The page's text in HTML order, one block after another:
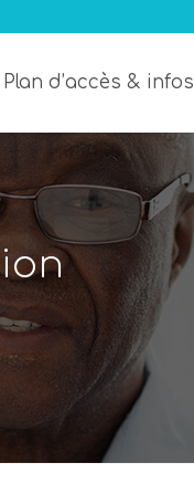
Plan d’accès & infos